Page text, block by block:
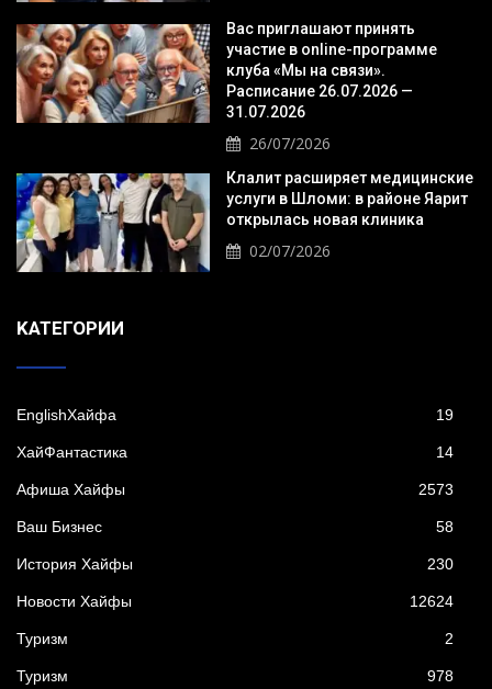
Вас приглашают принять
участие в online-программе
клуба «Мы на связи».
Расписание 26.07.2026 —
31.07.2026
26/07/2026
Клалит расширяет медицинские
услуги в Шломи: в районе Яарит
открылась новая клиника
02/07/2026
KАТЕГОРИИ
EnglishХайфа 19
XайФантастика 14
Афиша Хайфы 2573
Ваш Бизнес 58
История Хайфы 230
Новости Хайфы 12624
Туризм 2
Туризм 978